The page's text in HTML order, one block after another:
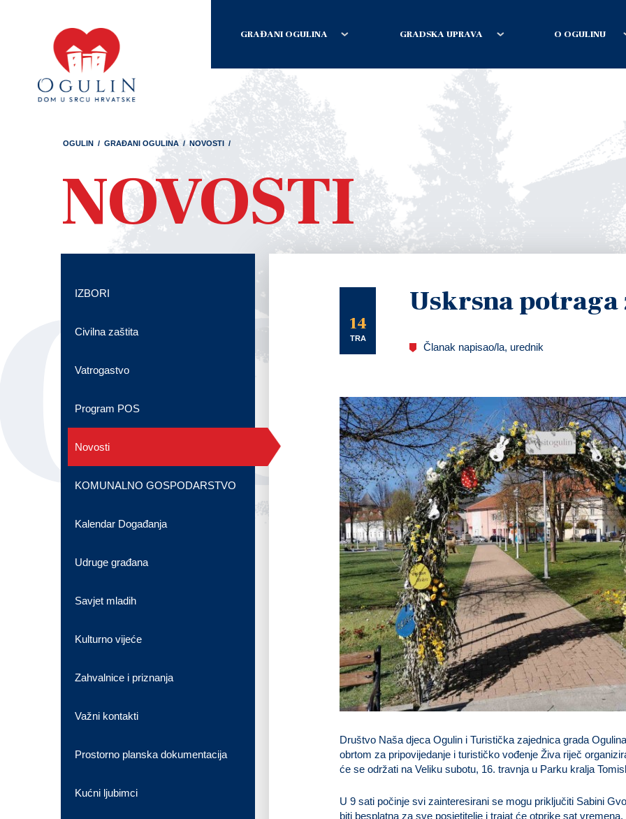
GRAĐANI OGULINA GRADSKA UPRAVA O OGULINU
OGULIN / GRAĐANI OGULINA / NOVOSTI /
NOVOSTI
14
TRA
Uskrsna potraga
Članak napisao/la, urednik
Društvo Naša djeca Ogulin i Turistička zajednica grada
obrtom za pripovijedanje i turističko vođenje Živa riječ
će se održati na Veliku subotu, 16. travnja u Parku kralja
U 9 sati počinje svi zainteresirani se mogu priključiti Sabini
biti besplatna za sve posjetitelje i trajat će otprike sat
IZBORI
Civilna zaštita
Vatrogastvo
Program POS
Novosti
KOMUNALNO GOSPODARSTVO
Kalendar Događanja
Udruge građana
Savjet mladih
Kulturno vijeće
Zahvalnice i priznanja
Važni kontakti
Prostorno planska dokumentacija
Kućni ljubimci